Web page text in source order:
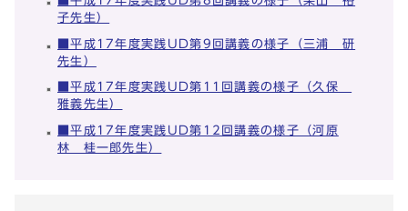
子先生）
■平成17年度実践UD第9回講義の様子（三浦 研
先生）
■平成17年度実践UD第11回講義の様子（久保
雅義先生）
■平成17年度実践UD第12回講義の様子（河原
林 桂一郎先生）